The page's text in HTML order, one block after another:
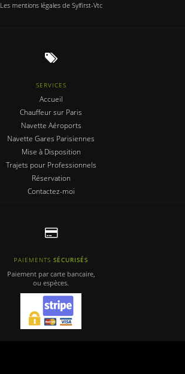
Les mentions légales de Sylfirst-Vtc
SERVICES
Accueil
Chauffeur sur Paris
Navette Aéroports
Navette Gares Parisiennes
Mise à Disposition
Trajets pour Professionnels
Réservation
Contactez-moi
PAIEMENTS SÉCURISÉS
Paiement par carte bancaire,
ou espèces.